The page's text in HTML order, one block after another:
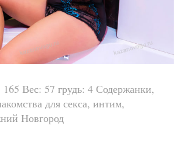
165 Вес: 57 грудь: 4 Содержанки,
для секса, интим,
Новгород